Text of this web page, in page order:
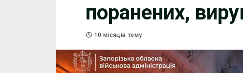
поранених,
10 місяців тому